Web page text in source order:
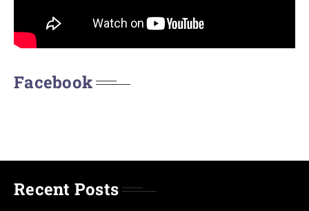
Facebook
Recent Posts